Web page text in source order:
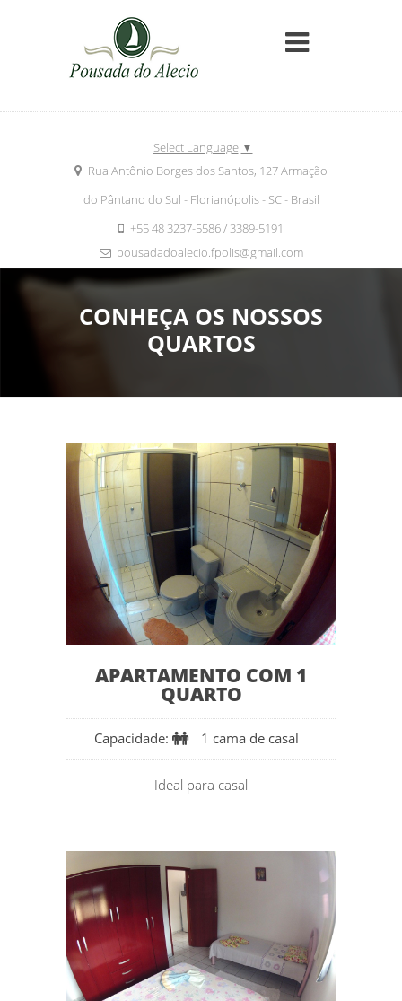
Rua Antônio Borges dos Santos, 127 Armação
do Pântano do Sul - Florianópolis - SC - Brasil
+55 48 3237-5586 / 3389-5191
pousadadoalecio.fpolis@gmail.com
Select Language ▼
CONHEÇA OS NOSSOS
QUARTOS
APARTAMENTO COM 1
QUARTO
Capacidade: 1 cama de casal
Ideal para casal